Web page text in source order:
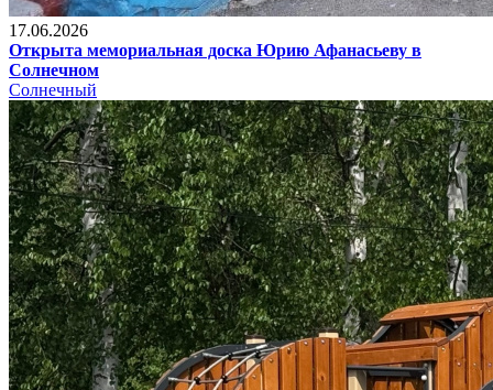
17.06.2026
Открыта мемориальная доска Юрию Афанасьеву в
Солнечном
Солнечный